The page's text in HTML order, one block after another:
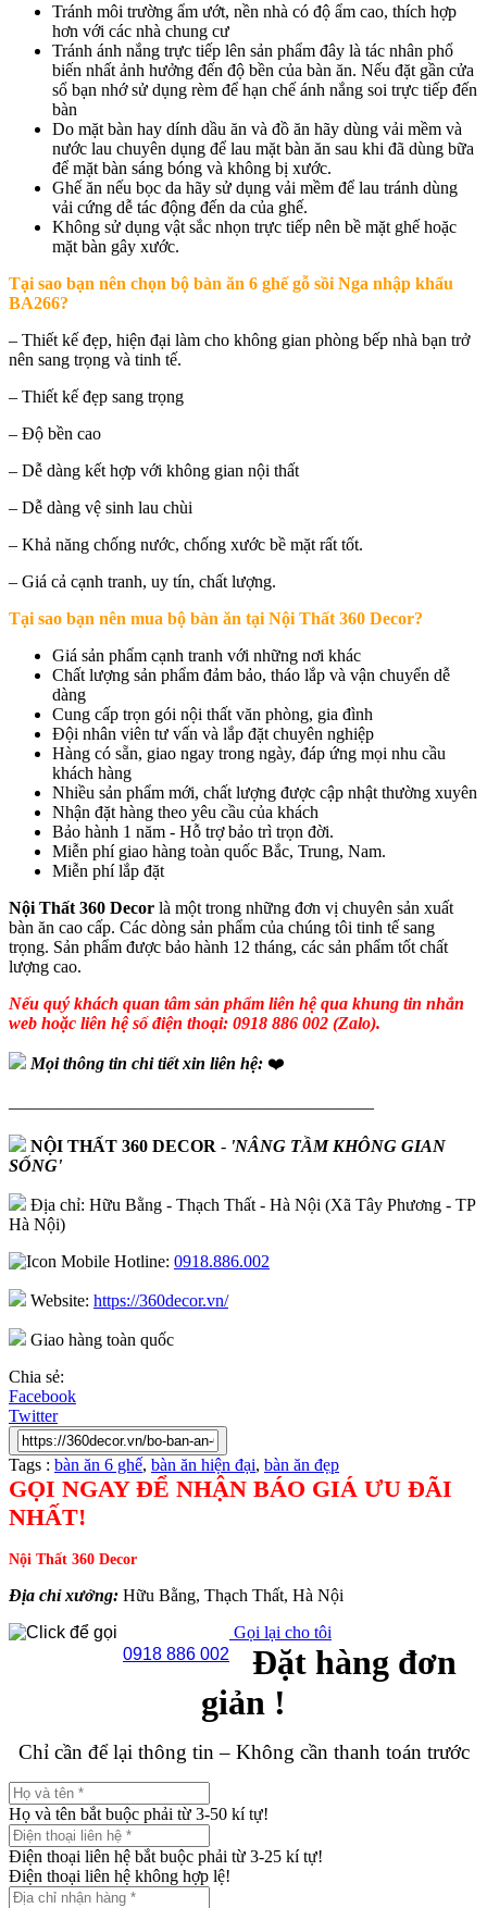
Tránh môi trường ẩm ướt, nền nhà có độ ẩm cao, thích hợp
hơn với các nhà chung cư
Tránh ánh nắng trực tiếp lên sản phẩm đây là tác nhân phổ
biến nhất ảnh hưởng đến độ bền của bàn ăn. Nếu đặt gần cửa
sổ bạn nhớ sử dụng rèm để hạn chế ánh nắng soi trực tiếp đến
bàn
Do mặt bàn hay dính dầu ăn và đồ ăn hãy dùng vải mềm và
nước lau chuyên dụng để lau mặt bàn ăn sau khi đã dùng bữa
để mặt bàn sáng bóng và không bị xước.
Ghế ăn nếu bọc da hãy sử dụng vải mềm để lau tránh dùng
vải cứng dễ tác động đến da của ghế.
Không sử dụng vật sắc nhọn trực tiếp nên bề mặt ghế hoặc
mặt bàn gây xước.
Tại sao bạn nên chọn bộ bàn ăn 6 ghế gỗ sồi Nga nhập khẩu
BA266?
– Thiết kế đẹp, hiện đại làm cho không gian phòng bếp nhà bạn trở
nên sang trọng và tinh tế.
– Thiết kế đẹp sang trọng
– Độ bền cao
– Dễ dàng kết hợp với không gian nội thất
– Dễ dàng vệ sinh lau chùi
– Khả năng chống nước, chống xước bề mặt rất tốt.
– Giá cả cạnh tranh, uy tín, chất lượng.
Tại sao bạn nên mua bộ bàn ăn tại Nội Thất 360 Decor?
Giá sản phẩm cạnh tranh với những nơi khác
Chất lượng sản phẩm đảm bảo, tháo lắp và vận chuyển dễ
dàng
Cung cấp trọn gói nội thất văn phòng, gia đình
Đội nhân viên tư vấn và lắp đặt chuyên nghiệp
Hàng có sẵn, giao ngay trong ngày, đáp ứng mọi nhu cầu
khách hàng
Nhiều sản phẩm mới, chất lượng được cập nhật thường xuyên
Nhận đặt hàng theo yêu cầu của khách
Bảo hành 1 năm - Hỗ trợ bảo trì trọn đời.
Miễn phí giao hàng toàn quốc Bắc, Trung, Nam.
Miễn phí lắp đặt
Nội Thất 360 Decor là một trong những đơn vị chuyên sản xuất
bàn ăn cao cấp. Các dòng sản phẩm của chúng tôi tinh tế sang
trọng. Sản phẩm được bảo hành 12 tháng, các sản phẩm tốt chất
lượng cao.
Nếu quý khách quan tâm sản phẩm liên hệ qua khung tin nhắn
web hoặc liên hệ số điện thoại: 0918 886 002 (Zalo).
Mọi thông tin chi tiết xin liên hệ: ❤️
—————————————————————
NỘI THẤT 360 DECOR - 'NÂNG TẦM KHÔNG GIAN
SỐNG'
Địa chỉ: Hữu Bằng - Thạch Thất - Hà Nội (Xã Tây Phương - TP
Hà Nội)
Hotline: 0918.886.002
Website: https://360decor.vn/
Giao hàng toàn quốc
Chia sẻ:
Facebook
Twitter
Tags : bàn ăn 6 ghế, bàn ăn hiện đại, bàn ăn đẹp
GỌI NGAY ĐỂ NHẬN BÁO GIÁ ƯU ĐÃI
NHẤT!
Nội Thất 360 Decor
Địa chỉ xưởng: Hữu Bằng, Thạch Thất, Hà Nội
0918 886 002
Gọi lại cho tôi
Đặt hàng đơn
giản !
Chỉ cần để lại thông tin – Không cần thanh toán trước
Họ và tên bắt buộc phải từ 3-50 kí tự!
Điện thoại liên hệ bắt buộc phải từ 3-25 kí tự!
Điện thoại liên hệ không hợp lệ!